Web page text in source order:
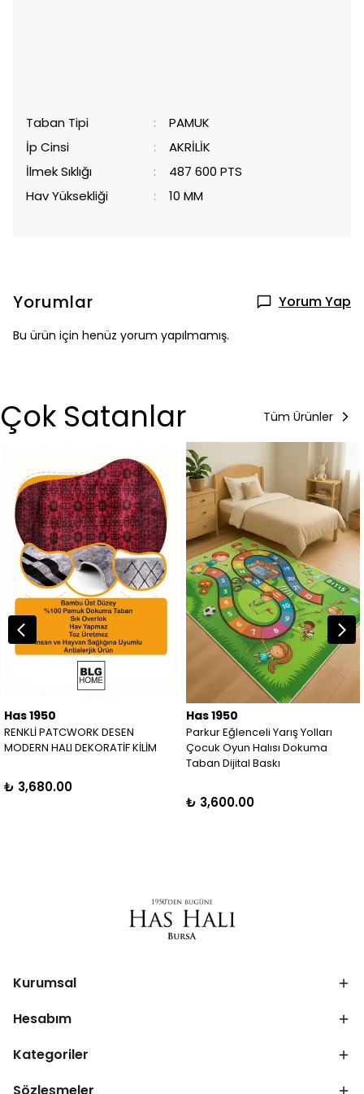
Taban Tipi :
PAMUK
İp Cinsi
:
AKRİLİK
İlmek Sıklığı
:
487 600 PTS
Hav Yüksekliği
: 10 MM
Yorumlar Yorum Yap
Bu ürün için henüz yorum yapılmamış.
Çok Satanlar Tüm Ürünler
Has 1950
RENKLİ PATCWORK DESEN
MODERN HALI DEKORATİF KİLİM
₺ 3,680.00
Has 1950
Parkur Eğlenceli Yarış Yolları
Çocuk Oyun Halısı Dokuma
Taban Dijital Baskı
₺ 3,600.00
Kurumsal
Hesabım
Kategoriler